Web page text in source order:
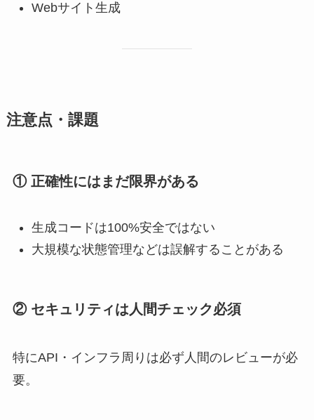
Webサイト生成
注意点・課題
① 正確性にはまだ限界がある
生成コードは100%安全ではない
大規模な状態管理などは誤解することがある
② セキュリティは人間チェック必須
特にAPI・インフラ周りは必ず人間のレビューが必
要。